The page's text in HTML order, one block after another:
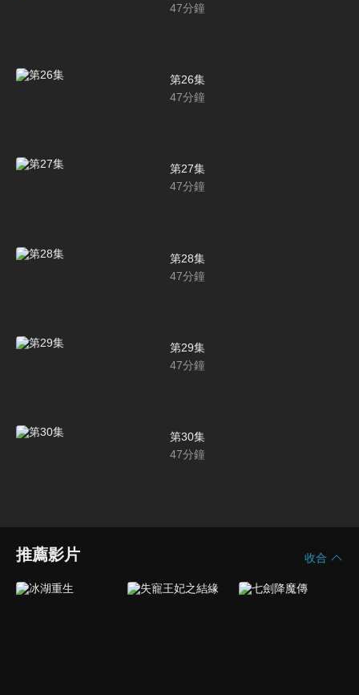
47分鐘
第26集
47分鐘
第27集
47分鐘
第28集
47分鐘
第29集
47分鐘
第30集
47分鐘
推薦影片 收合